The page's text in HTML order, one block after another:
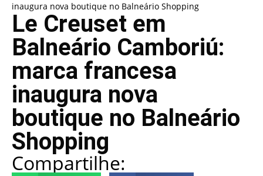
inaugura nova boutique no Balneário Shopping
Le Creuset em
Balneário Camboriú:
marca francesa
inaugura nova
boutique no Balneário
Shopping
Compartilhe: